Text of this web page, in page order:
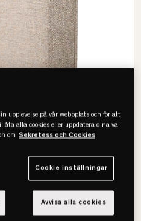
upplevelse på vår webbplats och för att
alla cookies eller uppdatera dina val
om Sekretess och Cookies
Cookie inställningar
Avvisa alla cookies